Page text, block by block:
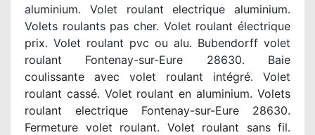
aluminium. Volet roulant electrique aluminium.
Volets roulants pas cher. Volet roulant électrique
prix. Volet roulant pvc ou alu. Bubendorff volet
roulant Fontenay-sur-Eure 28630. Baie
coulissante avec volet roulant intégré. Volet
roulant cassé. Volet roulant en aluminium. Volets
roulant electrique Fontenay-sur-Eure 28630.
Fermeture volet roulant. Volet roulant sans fil.